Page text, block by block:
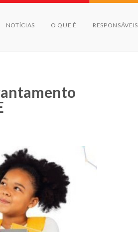
NOTÍCIAS O QUE É RESPONSÁVEIS